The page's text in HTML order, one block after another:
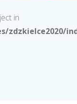
in
zdzkielce2020/